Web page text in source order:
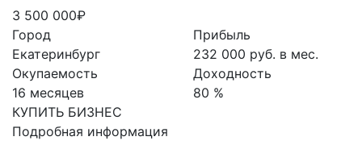
3 500 000₽
Город
Екатеринбург
Окупаемость
16 месяцев
КУПИТЬ БИЗНЕС
Прибыль
232 000 руб. в мес.
Доходность
80 %
Подробная информация